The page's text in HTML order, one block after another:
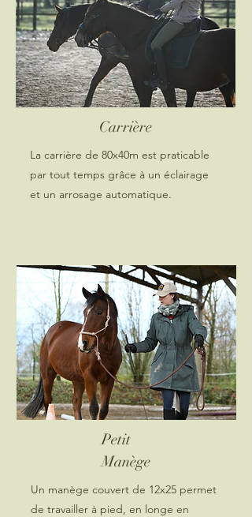
Carrière
La carrière de 80x40m est praticable
par tout temps grâce à un éclairage
et un arrosage automatique.
Petit
Manège
Un manège couvert de 12x25 permet
de travailler à pied, en longe en